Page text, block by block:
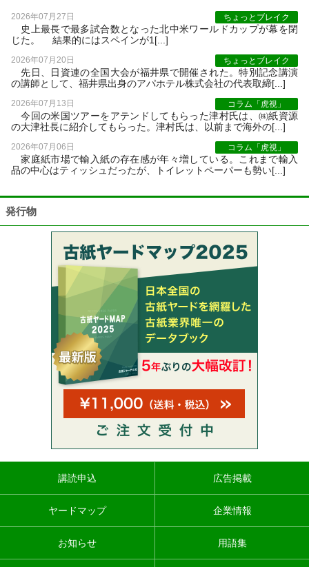
2026年07月27日 ちょっとブレイク
史上最長で最多試合数となった北中米ワールドカップが幕を閉
じた。 結果的にはスペインが1[...]
2026年07月20日 ちょっとブレイク
先日、日資連の全国大会が福井県で開催された。特別記念講演
の講師として、福井県出身のアパホテル株式会社の代表取締[...]
2026年07月13日 コラム「虎視」
今回の米国ツアーをアテンドしてもらった津村氏は、㈱紙資源
の大津社長に紹介してもらった。津村氏は、以前まで海外の[...]
2026年07月06日 コラム「虎視」
家庭紙市場で輸入紙の存在感が年々増している。これまで輸入
品の中心はティッシュだったが、トイレットペーパーも勢い[...]
発行物
講読申込 広告掲載
ヤードマップ 企業情報
お知らせ 用語集